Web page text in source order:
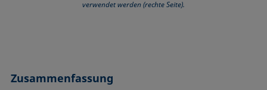
verwendet werden (rechte Seite).
Zusammenfassung